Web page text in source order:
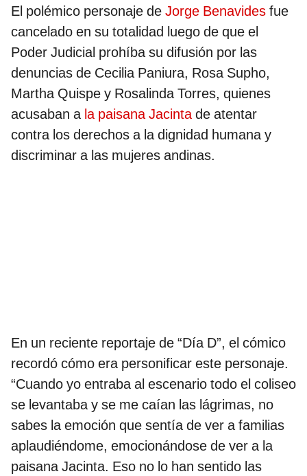
El polémico personaje de Jorge Benavides fue
cancelado en su totalidad luego de que el
Poder Judicial prohíba su difusión por las
denuncias de Cecilia Paniura, Rosa Supho,
Martha Quispe y Rosalinda Torres, quienes
acusaban a la paisana Jacintade atentar
contra los derechos a la dignidad humana y
discriminar a las mujeres andinas.
En un reciente reportaje de “Día D”, el cómico
recordó cómo era personificar este personaje.
“Cuando yo entraba al escenario todo el coliseo
se levantaba y se me caían las lágrimas, no
sabes la emoción que sentía de ver a familias
aplaudiéndome, emocionándose de ver a la
paisana Jacinta. Eso no lo han sentido las